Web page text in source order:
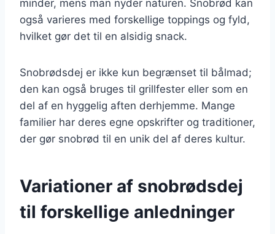
minder, mens man nyder naturen. Snobrød kan
også varieres med forskellige toppings og fyld,
hvilket gør det til en alsidig snack.
Snobrødsdej er ikke kun begrænset til bålmad;
den kan også bruges til grillfester eller som en
del af en hyggelig aften derhjemme. Mange
familier har deres egne opskrifter og traditioner,
der gør snobrød til en unik del af deres kultur.
Variationer af snobrødsdej
til forskellige anledninger